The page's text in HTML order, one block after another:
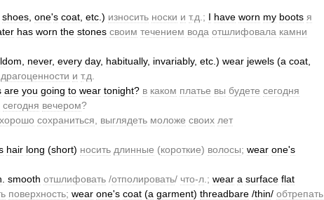
shoes one's coat etc .) износить носки и т.д .; I have worn my boots я
has worn the stones своим течением вода отшлифовала камни
never, every day, habitually, invariably, etc .) wear jewels (a coat
драгоценности и т.д
are you going to wear tonight? в каком платье вы будете сегодня
сегодня вечером?
хорошо сохраниться выглядеть моложе своих лет
hair long (short) носить длинные (короткие) волосы; wear one's
smooth отшлифовать /отполировать/ что-л .; wear a surface flat
поверхность; wear one's coat (a garment) threadbare /thin/ обтрепать